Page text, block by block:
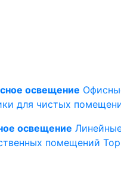
освещение
для чистых
освещение
помещений